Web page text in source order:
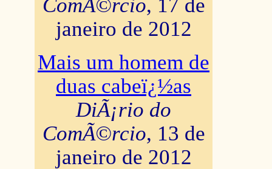
ComÃ©rcio, 17 de
janeiro de 2012
Mais um homem de
duas cabeï¿½as
DiÃ¡rio do
ComÃ©rcio, 13 de
janeiro de 2012